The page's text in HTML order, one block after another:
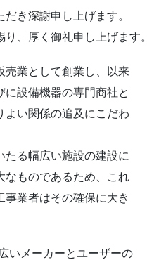
き深謝申し上げます。
、厚く御礼申し上げます。
売業として創業し、以来
設備機器の専門商社と
よい関係の追及にこだわ
たる幅広い施設の建設に
なものであるため、これ
事業者はその確保に大き
いメーカーとユーザーの